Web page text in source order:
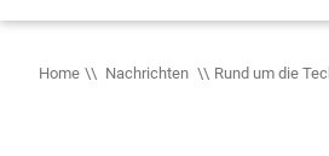
Home Nachrichten Rund um die